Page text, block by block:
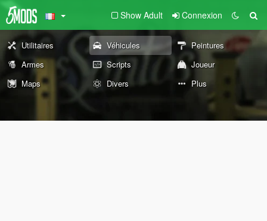
Show Adult Connexion
Utilitaires Véhicules
Peintures
Armes
Scripts
Joueur
Maps
Divers Plus